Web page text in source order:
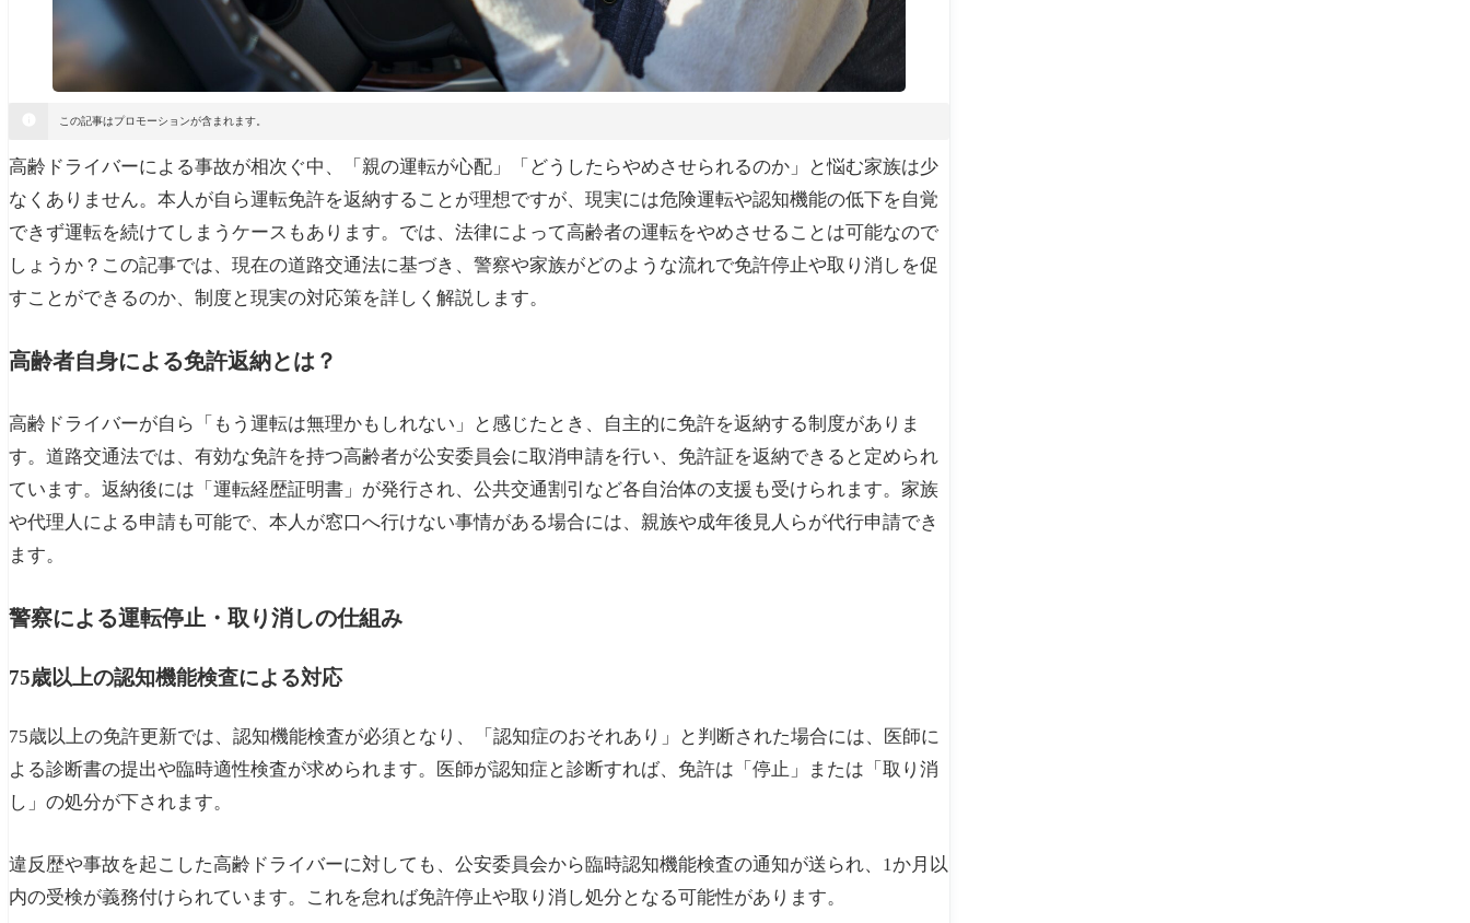
この記事はプロモーションが含まれます。
高齢ドライバーによる事故が相次ぐ中、「親の運転が心配」「どうしたらやめさせられるのか」と悩む家族は少
なくありません。本人が自ら運転免許を返納することが理想ですが、現実には危険運転や認知機能の低下を自覚
できず運転を続けてしまうケースもあります。では、法律によって高齢者の運転をやめさせることは可能なので
しょうか？この記事では、現在の道路交通法に基づき、警察や家族がどのような流れで免許停止や取り消しを促
すことができるのか、制度と現実の対応策を詳しく解説します。
高齢者自身による免許返納とは？
高齢ドライバーが自ら「もう運転は無理かもしれない」と感じたとき、自主的に免許を返納する制度がありま
す。道路交通法では、有効な免許を持つ高齢者が公安委員会に取消申請を行い、免許証を返納できると定められ
ています。返納後には「運転経歴証明書」が発行され、公共交通割引など各自治体の支援も受けられます。家族
や代理人による申請も可能で、本人が窓口へ行けない事情がある場合には、親族や成年後見人らが代行申請でき
ます。
警察による運転停止・取り消しの仕組み
75歳以上の認知機能検査による対応
75歳以上の免許更新では、認知機能検査が必須となり、「認知症のおそれあり」と判断された場合には、医師に
よる診断書の提出や臨時適性検査が求められます。医師が認知症と診断すれば、免許は「停止」または「取り消
し」の処分が下されます。
違反歴や事故を起こした高齢ドライバーに対しても、公安委員会から臨時認知機能検査の通知が送られ、1か月以
内の受検が義務付けられています。これを怠れば免許停止や取り消し処分となる可能性があります。